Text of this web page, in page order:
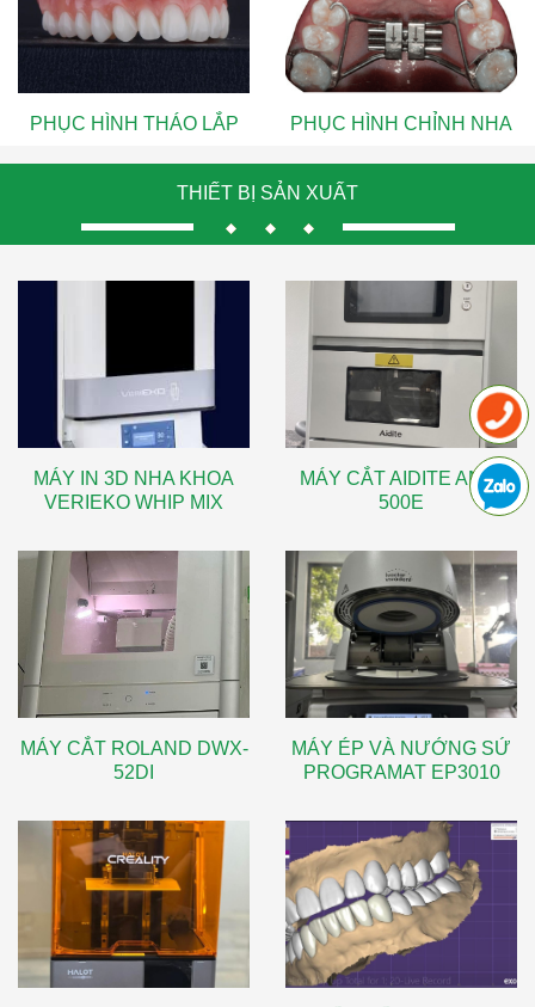
PHỤC HÌNH THÁO LẮP PHỤC HÌNH CHỈNH NHA
THIẾT BỊ SẢN XUẤT
MÁY IN 3D NHA KHOA
VERIEKO WHIP MIX
MÁY CẮT AIDITE AMD-
500E
MÁY CẮT ROLAND DWX-
52DI
MÁY ÉP VÀ NƯỚNG SỨ
PROGRAMAT EP3010